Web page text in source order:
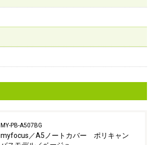
MY-PB-A507BG
myfocus／A5ノートカバー ポリキャン